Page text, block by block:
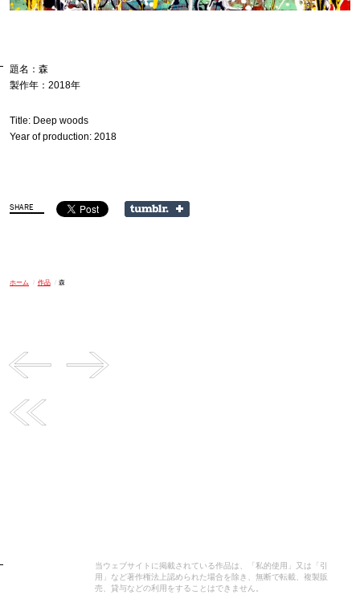
題名：森
製作年：2018年
Title: Deep woods
Year of production: 2018
ホーム / 作品 / 森
当ウェブサイトに掲載されている作品は、「私的使用」又は「引
用」など著作権法上認められた場合を除き、無断で転載、複製販
売、貸与などの利用をすることはできません。